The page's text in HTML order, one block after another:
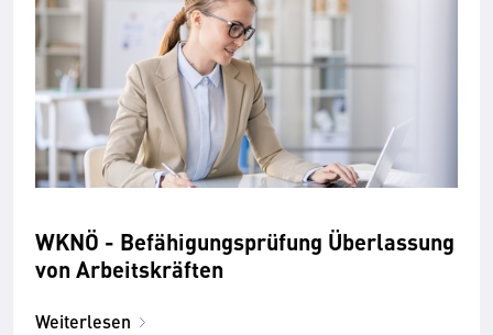
WKNÖ - Befähigungsprüfung Überlassung
von Arbeitskräften
Weiterlesen